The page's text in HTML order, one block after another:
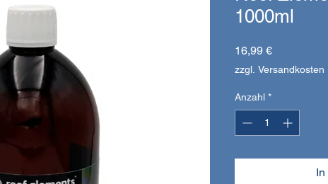
1000ml
16,99 €Preis
zzgl. Versandkosten
Anzahl *